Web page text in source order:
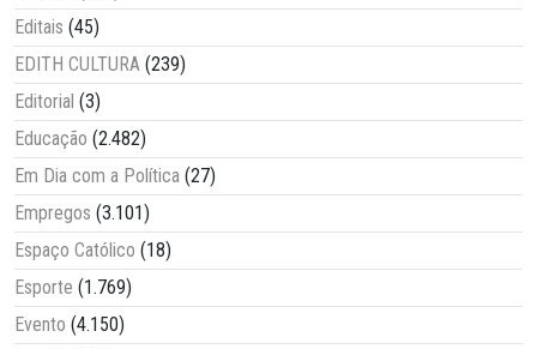
Editais (45)
EDITH CULTURA (239)
Editorial (3)
Educação (2.482)
Em Dia com a Política (27)
Empregos (3.101)
Espaço Católico (18)
Esporte (1.769)
Evento (4.150)